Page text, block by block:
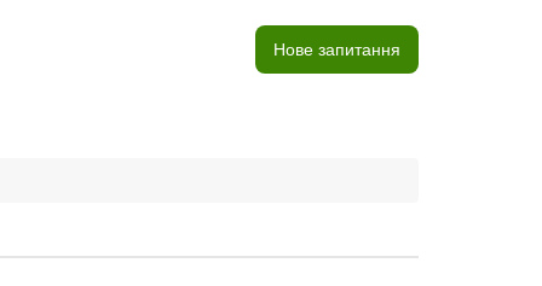
Нове запитання